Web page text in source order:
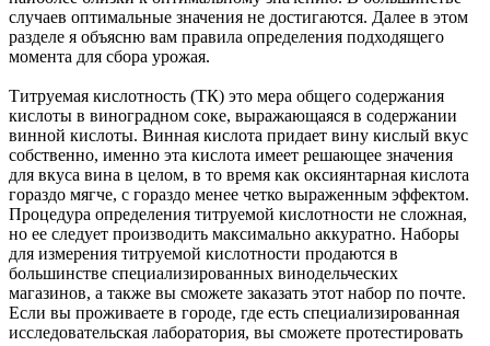
случаев оптимальные значения не достигаются. Далее в этом
разделе я объясню вам правила определения подходящего
момента для сбора урожая.
Титруемая кислотность (ТК) это мера общего содержания
кислоты в виноградном соке, выражающаяся в содержании
винной кислоты. Винная кислота придает вину кислый вкус
собственно, именно эта кислота имеет решающее значения
для вкуса вина в целом, в то время как оксиянтарная кислота
гораздо мягче, с гораздо менее четко выраженным эффектом.
Процедура определения титруемой кислотности не сложная,
но ее следует производить максимально аккуратно. Наборы
для измерения титруемой кислотности продаются в
большинстве специализированных винодельческих
магазинов, а также вы сможете заказать этот набор по почте.
Если вы проживаете в городе, где есть специализированная
исследовательская лаборатория, вы сможете протестировать